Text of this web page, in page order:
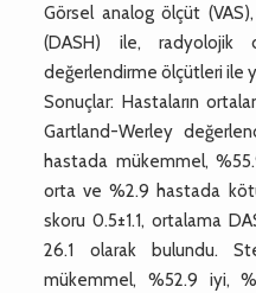
Görsel analog ölçüt
(DASH) ile, radyolojik
değerlendirme ölçütleri ile
Sonuçlar: Hastaların
Gartland-Werley
hastada mükemmel,
orta ve %2.9 hastada
skoru 0.5±1.1, ortalama
26.1 olarak bulundu.
mükemmel, %52.9 iyi,